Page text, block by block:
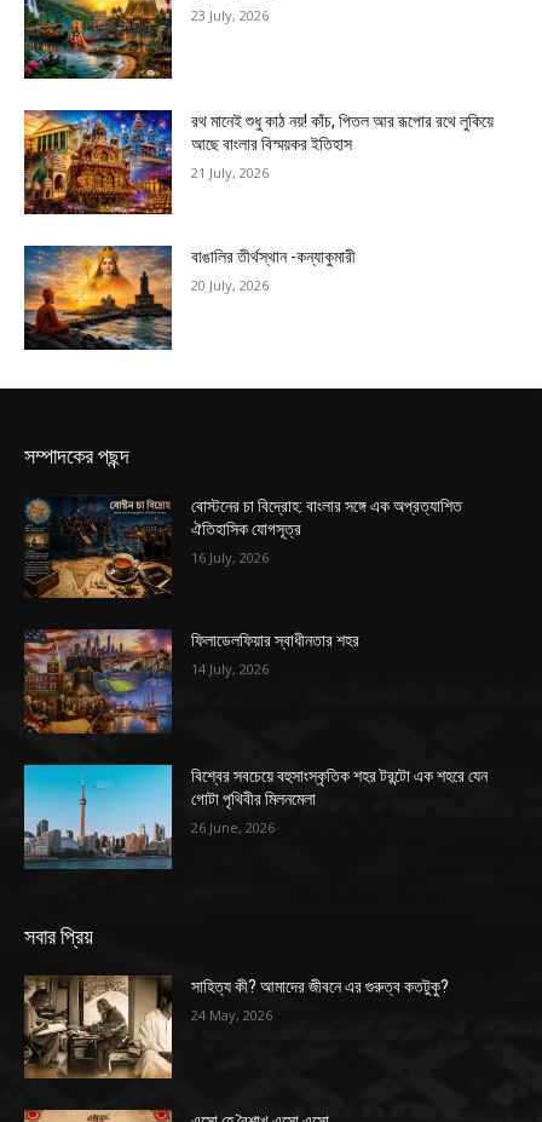
23 July, 2026
রথ মানেই শুধু কাঠ নয়! কাঁচ, পিতল আর রূপোর রথে লুকিয়ে
আছে বাংলার বিস্ময়কর ইতিহাস
21 July, 2026
বাঙালির তীর্থস্থান -কন্যাকুমারী
20 July, 2026
সম্পাদকের পছন্দ
বোস্টনের চা বিদ্রোহ: বাংলার সঙ্গে এক অপ্রত্যাশিত
ঐতিহাসিক যোগসূত্র
16 July, 2026
ফিলাডেলফিয়ার স্বাধীনতার শহর
14 July, 2026
বিশ্বের সবচেয়ে বহুসাংস্কৃতিক শহর টরন্টো এক শহরে যেন
গোটা পৃথিবীর মিলনমেলা
26 June, 2026
সবার প্রিয়
সাহিত্য কী? আমাদের জীবনে এর গুরুত্ব কতটুকু?
24 May, 2026